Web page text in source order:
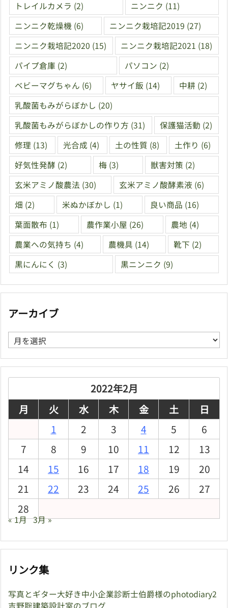
トレイルカメラ (2) ニンニク (11)
ニンニク乾燥機 (6) ニンニク栽培記2019 (27)
ニンニク栽培記2020 (15) ニンニク栽培記2021 (18)
パイプ倉庫 (2) パソコン (2)
ベビーマグちゃん (6) ヤサイ飯 (14) 中耕 (2)
乳酸菌もみがらぼかし (20)
乳酸菌もみがらぼかしの作り方 (31) 保護猫活動 (2)
修理 (13) 光合成 (4) 土の性質 (8) 土作り (6)
好気性発酵 (2) 梅 (3) 獣害対策 (2)
玄米アミノ酸農法 (30) 玄米アミノ酸酵素液 (6)
畑 (2) 米ぬかぼかし (1) 良い商品 (16)
葉面散布 (1) 農作業小屋 (26) 農地 (4)
農業への気持ち (4) 農機具 (14) 靴下 (2)
黒にんにく (3) 黒ニンニク (9)
アーカイブ
ア
ー
カ
2022年2月
月
火 水 木 金 土
日
1
2 3 4 5
6
7
8 9 10 11 12
13
14
15 16 17 18 19
20
21
22 23 24 25 26
27
28
« 1月 3月 »
リンク集
写真とギター大好き中小企業診断士伯爵様のphotodiary2